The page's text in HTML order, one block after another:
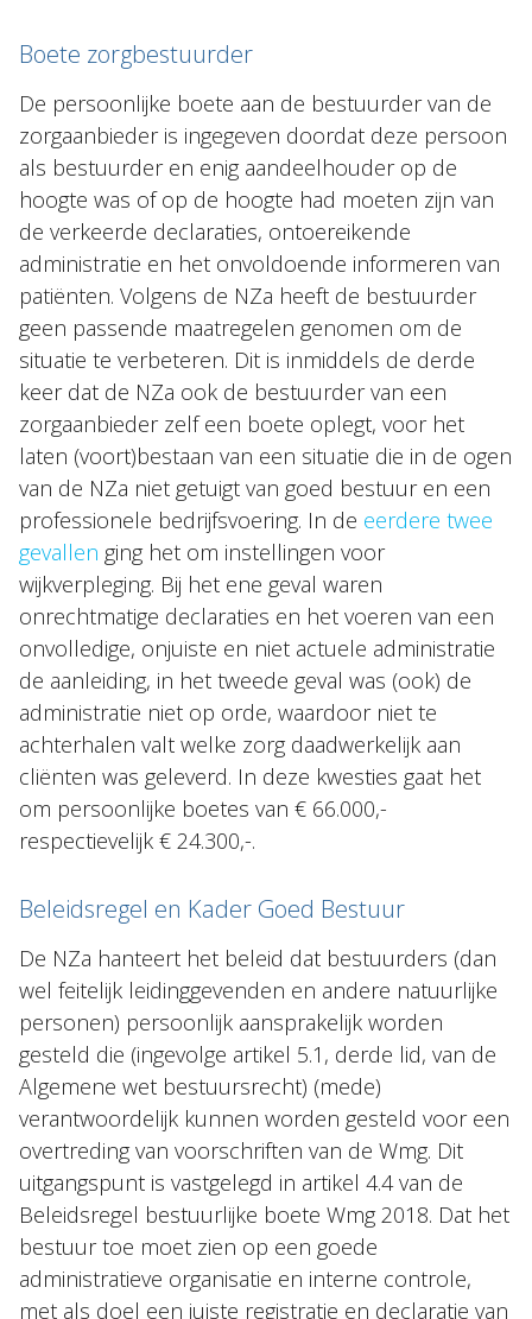
Boete zorgbestuurder
De persoonlijke boete aan de bestuurder van de
zorgaanbieder is ingegeven doordat deze persoon
als bestuurder en enig aandeelhouder op de
hoogte was of op de hoogte had moeten zijn van
de verkeerde declaraties, ontoereikende
administratie en het onvoldoende informeren van
patiënten. Volgens de NZa heeft de bestuurder
geen passende maatregelen genomen om de
situatie te verbeteren. Dit is inmiddels de derde
keer dat de NZa ook de bestuurder van een
zorgaanbieder zelf een boete oplegt, voor het
laten (voort)bestaan van een situatie die in de ogen
van de NZa niet getuigt van goed bestuur en een
professionele bedrijfsvoering. In de eerdere twee
gevallen ging het om instellingen voor
wijkverpleging. Bij het ene geval waren
onrechtmatige declaraties en het voeren van een
onvolledige, onjuiste en niet actuele administratie
de aanleiding, in het tweede geval was (ook) de
administratie niet op orde, waardoor niet te
achterhalen valt welke zorg daadwerkelijk aan
cliënten was geleverd. In deze kwesties gaat het
om persoonlijke boetes van € 66.000,-
respectievelijk € 24.300,-.
Beleidsregel en Kader Goed Bestuur
De NZa hanteert het beleid dat bestuurders (dan
wel feitelijk leidinggevenden en andere natuurlijke
personen) persoonlijk aansprakelijk worden
gesteld die (ingevolge artikel 5.1, derde lid, van de
Algemene wet bestuursrecht) (mede)
verantwoordelijk kunnen worden gesteld voor een
overtreding van voorschriften van de Wmg. Dit
uitgangspunt is vastgelegd in artikel 4.4 van de
Beleidsregel bestuurlijke boete Wmg 2018. Dat het
bestuur toe moet zien op een goede
administratieve organisatie en interne controle,
met als doel een juiste registratie en declaratie van